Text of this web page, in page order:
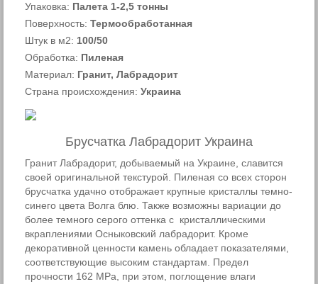
Упаковка: Палета 1-2,5 тонны
Поверхность: Термообработанная
Штук в м2: 100/50
Обработка: Пиленая
Материал: Гранит, Лабрадорит
Страна происхождения: Украина
Брусчатка Лабрадорит Украина
Гранит Лабрадорит, добываемый на Украине, славится
своей оригинальной текстурой. Пиленая со всех сторон
брусчатка удачно отображает крупные кристаллы темно-
синего цвета Волга блю. Также возможны вариации до
более темного серого оттенка с кристаллическими
вкраплениями Осныковский лабрадорит. Кроме
декоративной ценности камень обладает показателями,
соответствующие высоким стандартам. Предел
прочности 162 MPa, при этом, поглощение влаги